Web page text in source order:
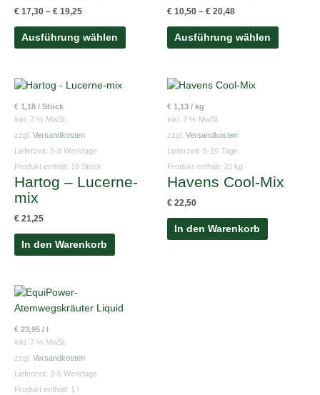
€ 17,30 – € 19,25
Ausführung wählen
Produktseite
€ 10,50 – € 20,48
Ausführung wählen
€ 1,18 / Stück
inkl. 7 % MwSt.
zzgl. Versandkosten
Lieferzeit: 5-8 Werktage
Produkt enthält: 18 Stück
Hartog – Lucerne-
mix
€ 21,25
In den Warenkorb
€ 1,13 / kg
inkl. 7 % MwSt.
zzgl. Versandkosten
Lieferzeit: 5-10 Tage
Produkt enthält: 20 kg
Havens Cool-Mix
€ 22,50
In den Warenkorb
€ 23,95 / l
inkl. 7 % MwSt.
zzgl. Versandkosten
Lieferzeit: 3-5 Werktage
Produkt enthält: 1 l